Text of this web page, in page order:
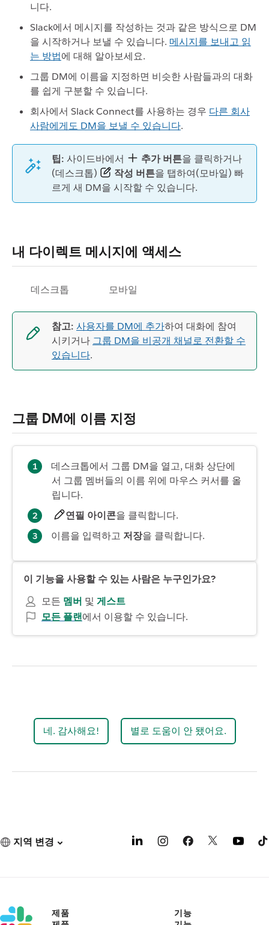
니다.
Slack에서 메시지를 작성하는 것과 같은 방식으로 DM
을 시작하거나 보낼 수 있습니다. 메시지를 보내고 읽
는 방법에 대해 알아보세요.
그룹 DM에 이름을 지정하면 비슷한 사람들과의 대화
를 쉽게 구분할 수 있습니다.
회사에서 Slack Connect를 사용하는 경우 다른 회사
사람에게도 DM을 보낼 수 있습니다.
팁: 사이드바에서 추가 버튼을 클릭하거나
(데스크톱)
작성 버튼을 탭하여(모바일) 빠
르게 새 DM을 시작할 수 있습니다.
내 다이렉트 메시지에 액세스
데스크톱 모바일
참고: 사용자를 DM에 추가하여 대화에 참여
시키거나 그룹 DM을 비공개 채널로 전환할 수
있습니다.
그룹 DM에 이름 지정
데스크톱에서 그룹 DM을 열고, 대화 상단에
서 그룹 멤버들의 이름 위에 마우스 커서를 올
립니다.
연필 아이콘을 클릭합니다.
이름을 입력하고 저장을 클릭합니다.
이 기능을 사용할 수 있는 사람은 누구인가요?
모든 멤버 및 게스트
모든 플랜에서 이용할 수 있습니다.
네. 감사해요! 별로 도움이 안 됐어요.
지역 변경
제품
기능